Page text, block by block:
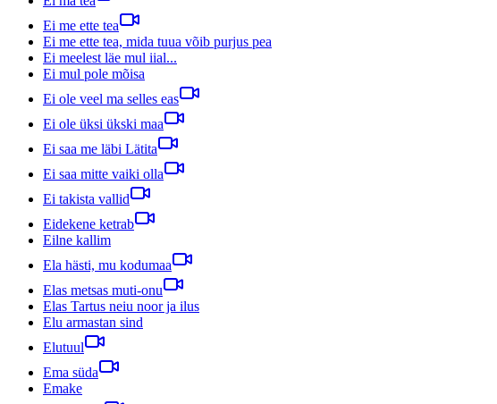
Ei me ette tea
Ei me ette tea, mida tuua võib purjus pea
Ei meelest läe mul iial...
Ei mul pole mõisa
Ei ole veel ma selles eas
Ei ole üksi ükski maa
Ei saa me läbi Lätita
Ei saa mitte vaiki olla
Ei takista vallid
Eidekene ketrab
Eilne kallim
Ela hästi, mu kodumaa
Elas metsas muti-onu
Elas Tartus neiu noor ja ilus
Elu armastan sind
Elutuul
Ema süda
Emake